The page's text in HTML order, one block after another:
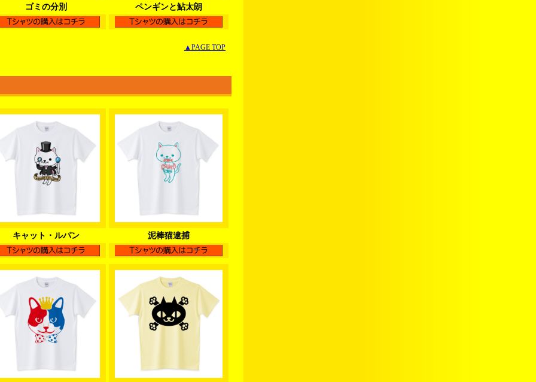
ゴミの分別 ペンギンと鮎太朗
▲PAGE TOP
キャット・ルパン 泥棒猫逮捕